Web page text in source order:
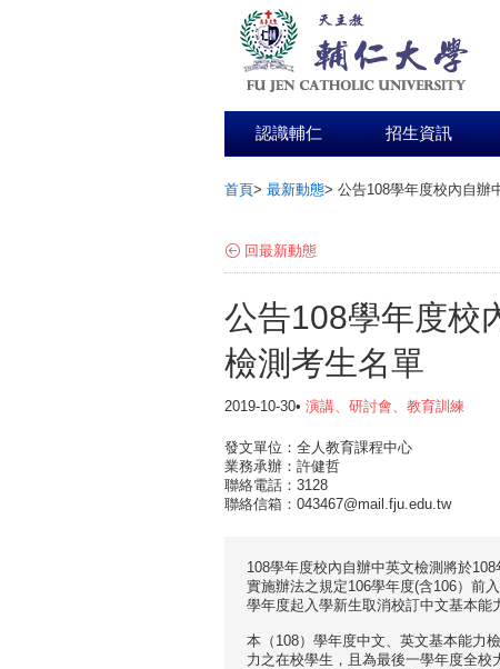
認識輔仁 招生資訊
首頁> 最新動態> 公告108學年度校內自辦
回最新動態
公告108學年度校
檢測考生名單
2019-10-30• 演講、研討會、教育訓練
發文單位：全人教育課程中心
業務承辦：許健哲
聯絡電話：3128
聯絡信箱：043467@mail.fju.edu.tw
108學年度校內⾃辦中英⽂檢測將於
實施辦法之規定106學年度(含106）前
學年度起入學新生取消校訂中文基本能
本（108）學年度中文、英文基本能力
力之在校學生，且為最後一學年度全